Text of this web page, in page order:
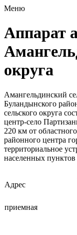
Меню
Аппарат
округа
Амангельдинский
Буландынского
сельского округа
центр-село
220 км от
районного центра
территориальное
населенных
Адрес
приемная